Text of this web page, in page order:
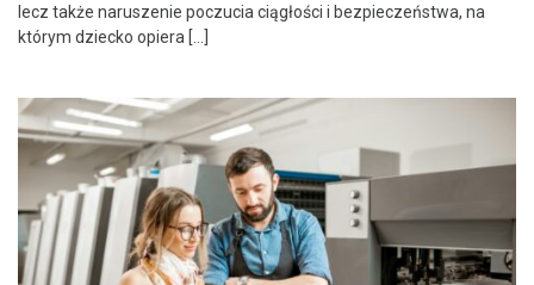
lecz także naruszenie poczucia ciągłości i bezpieczeństwa, na
którym dziecko opiera […]